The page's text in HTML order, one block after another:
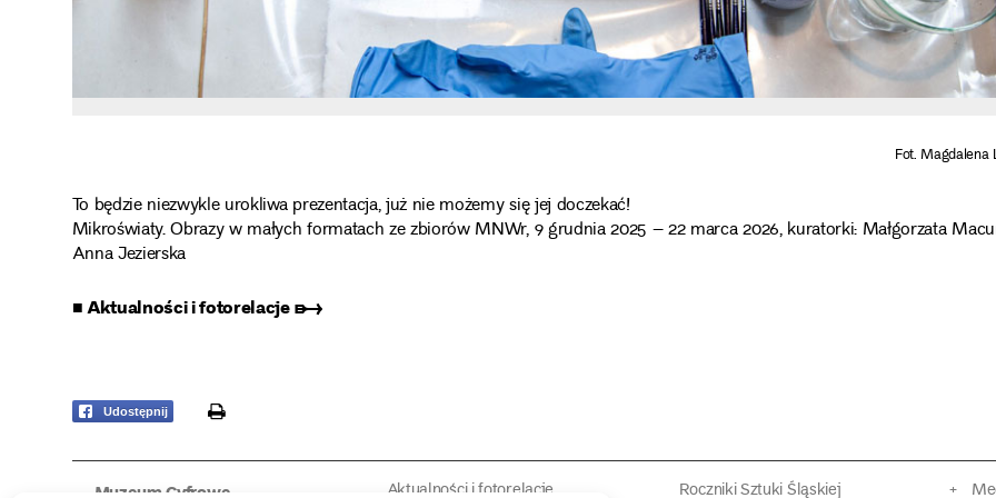
Fot. Magdalena
To będzie niezwykle urokliwa prezentacja, już nie możemy się jej doczekać!
Mikroświaty. Obrazy w małych formatach ze zbiorów MNWr, 9 grudnia 2025 – 22 marca 2026, kuratorki: Małgorzata
Anna Jezierska
■ Aktualności i fotorelacje ➸
Udostępnij print
Muzeum Cyfrowe Aktualności i fotorelacje Roczniki Sztuki Śląskiej